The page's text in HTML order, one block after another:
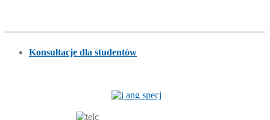
Konsultacje dla studentów